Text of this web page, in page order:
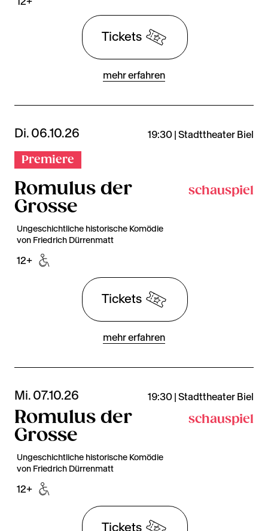
Tickets
mehr erfahren
Di. 06.10.26 19:30 | Stadttheater Biel
Premiere
Romulus der
Grosse
schauspiel
Ungeschichtliche historische Komödie
von Friedrich Dürrenmatt
12+
Tickets
mehr erfahren
Mi. 07.10.26 19:30 | Stadttheater Biel
Romulus der
Grosse
schauspiel
Ungeschichtliche historische Komödie
von Friedrich Dürrenmatt
12+
Tickets